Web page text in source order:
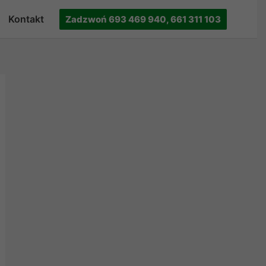
Kontakt Zadzwoń 693 469 940, 661 311 103